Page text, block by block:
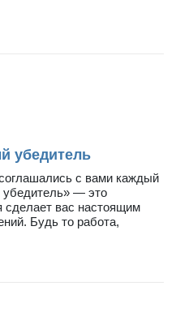
убедитель
с вами каждый
— это
сделает вас настоящим
Будь то работа,